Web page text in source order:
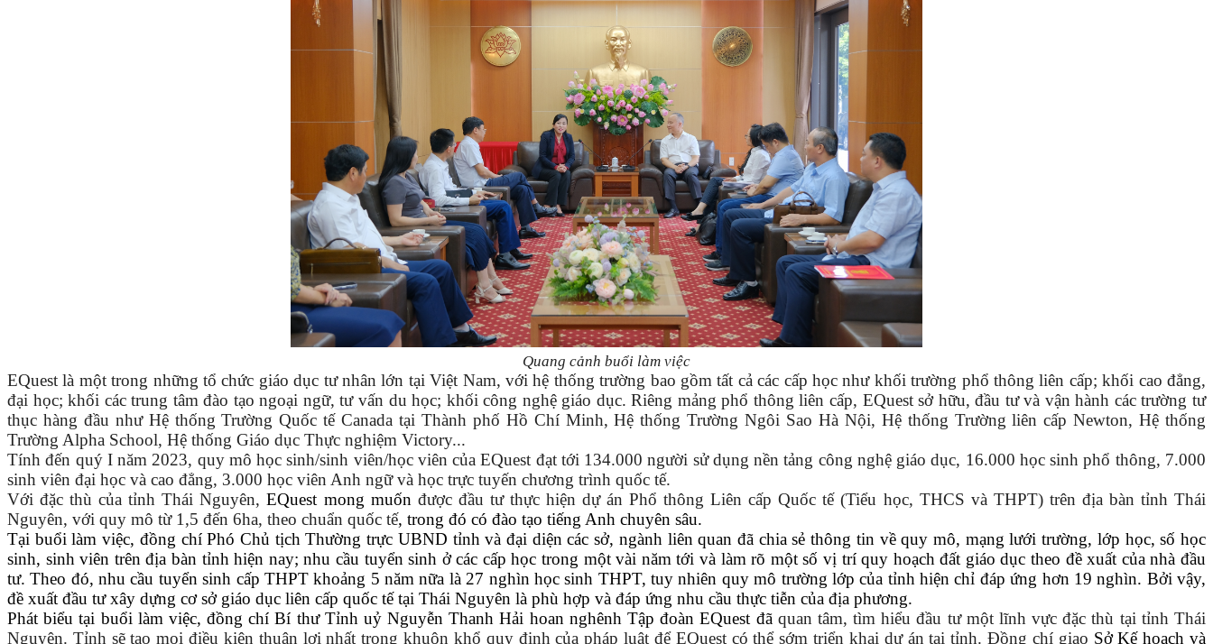
Quang cảnh buổi làm việc
EQuest là một trong những tổ chức giáo dục tư nhân lớn tại Việt Nam, với hệ thống trường bao gồm tất cả các cấp học như khối trường phổ thông liên cấp; khối cao đẳng,
đại học; khối các trung tâm đào tạo ngoại ngữ, tư vấn du học; khối công nghệ giáo dục. Riêng mảng phổ thông liên cấp, EQuest sở hữu, đầu tư và vận hành các trường tư
thục hàng đầu như Hệ thống Trường Quốc tế Canada tại Thành phố Hồ Chí Minh, Hệ thống Trường Ngôi Sao Hà Nội, Hệ thống Trường liên cấp Newton, Hệ thống
Trường Alpha School, Hệ thống Giáo dục Thực nghiệm Victory...
Tính đến quý I năm 2023, quy mô học sinh/sinh viên/học viên của EQuest đạt tới 134.000 người sử dụng nền tảng công nghệ giáo dục, 16.000 học sinh phổ thông, 7.000
sinh viên đại học và cao đẳng, 3.000 học viên Anh ngữ và học trực tuyến chương trình quốc tế.
Với đặc thù của tỉnh Thái Nguyên,EQuest mong muốn được đầu tư thực hiện dự án Phổ thông Liên cấp Quốc tế (Tiểu học, THCS và THPT) trên địa bàn tỉnh Thái
Nguyên, với quy mô từ 1,5 đến 6ha, theo chuẩn quốc tế, trong đó có đào tạo tiếng Anh chuyên sâu.
Tại buổi làm việc, đồng chí Phó Chủ tịch Thường trực UBND tỉnh và đại diện các sở, ngành liên quan đã chia sẻ thông tin về quy mô, mạng lưới trường, lớp học, số học
sinh, sinh viên trên địa bàn tỉnh hiện nay;nhu cầu tuyển sinh ở các cấp học trong một vài năm tới và làm rõ một số vị trí quy hoạch đất giáo dục theo đề xuất của nhà đầu
tư. Theo đó,nhu cầu tuyển sinh cấp THPT khoảng 5 năm nữa là 27 nghìn học sinh THPT, tuy nhiên quy mô trường lớp của tỉnh hiện chỉ đáp ứng hơn 19 nghìn. Bởi vậy,
đề xuất đầu tư xây dựng cơ sở giáo dục liên cấp quốc tế tại Thái Nguyên là phù hợp và đáp ứng nhu cầu thực tiễn của địa phương.
Phát biểu tại buổi làm việc, đồng chí Bí thư Tỉnh uỷ Nguyễn Thanh Hải hoan nghênh Tập đoàn EQuest đã quan tâm, tìm hiểu đầu tư một lĩnh vực đặc thù tại tỉnh Thái
Nguyên. Tỉnh sẽ tạo mọi điều kiện thuận lợi nhất trong khuôn khổ quy định của pháp luật để EQuest có thể sớm triển khai dự án tại tỉnh. Đồng chí giao Sở Kế hoạch và